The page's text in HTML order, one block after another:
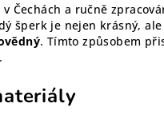
Čechách a ručně
šperk je nejen krásný,
. Tímto způsobem